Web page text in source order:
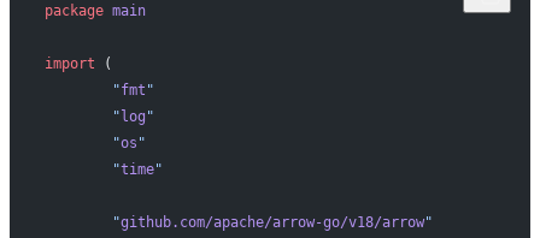
package main
import (
	"
fmt "
	"
log "
	"
os "
	"
time"
	"
github.com/apache/arrow-go/v18/arrow"